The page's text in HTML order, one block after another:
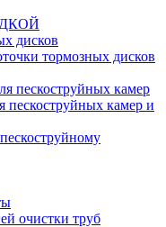
дисков
тормозных дисков
пескоструйных камер
пескоструйных камер и
очистки труб